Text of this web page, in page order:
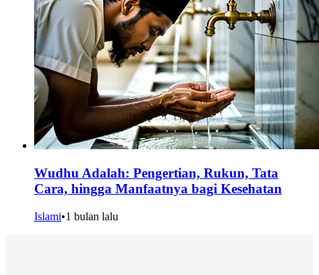
Wudhu Adalah: Pengertian, Rukun, Tata
Cara, hingga Manfaatnya bagi Kesehatan
Islami•1 bulan lalu